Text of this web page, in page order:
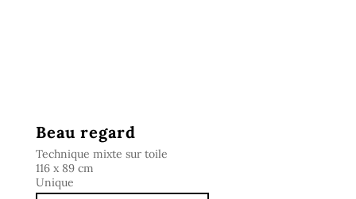
Beau regard
Technique mixte sur toile
116 x 89 cm
Unique